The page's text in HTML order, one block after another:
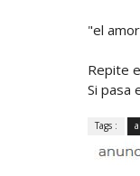
"el
Repite
Si pasa
Tags :